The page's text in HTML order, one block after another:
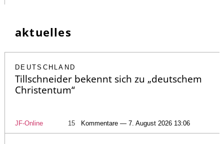
aktuelles
DEUTSCHLAND
Tillschneider bekennt sich zu „deutschem
Christentum“
JF-Online 15 Kommentare — 7. August 2026 13:06